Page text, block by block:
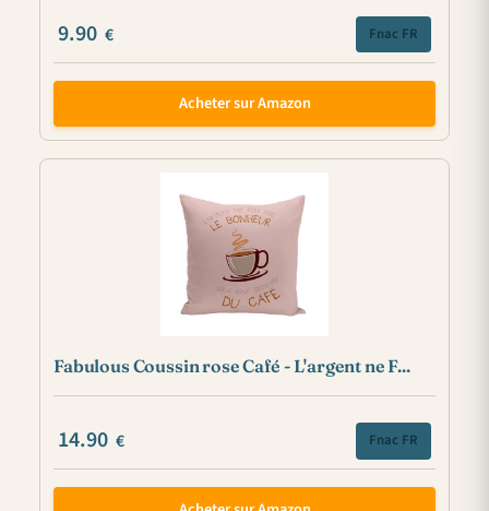
9.90 € Fnac FR
Acheter sur Amazon
Fabulous Coussin rose Café - L'argent ne F...
14.90 € Fnac FR